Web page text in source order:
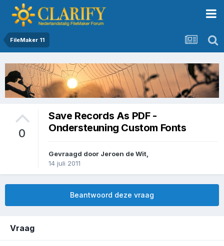
FileMaker 11
0
Save Records As PDF -
Ondersteuning Custom Fonts
Gevraagd door Jeroen de Wit
14 juli 2011
Beantwoord deze vraag
Vraag